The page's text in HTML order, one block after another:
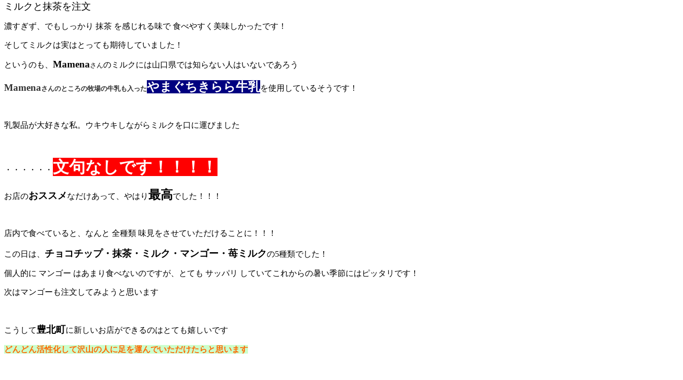
ミルクと抹茶を注文
濃すぎず、でもしっかり 抹茶 を感じれる味で 食べやすく美味しかったです！
そしてミルクは実はとっても期待していました！
というのも、 Mamenaさんのミルクには山口県では知らない人はいないであろう
Mamenaさんのところの牧場の牛乳も入ったやまぐちきらら牛乳を使用しているそうです！
乳製品が大好きな私。ウキウキしながらミルクを口に運びました
・・・・・・ 文句なしです！！！！
お店のおススメなだけあって、やはり 最高でした！！！
店内で食べていると、なんと 全種類 味見をさせていただけることに！！！
この日は、 チョコチップ・抹茶・ミルク・マンゴー・苺ミルクの5種類でした！
個人的に マンゴー はあまり食べないのですが、とても サッパリ していてこれからの暑い季節にはピッタリです！
次はマンゴーも注文してみようと思います
こうして豊北町に新しいお店ができるのはとても嬉しいです
どんどん活性化して沢山の人に足を運んでいただけたらと思います